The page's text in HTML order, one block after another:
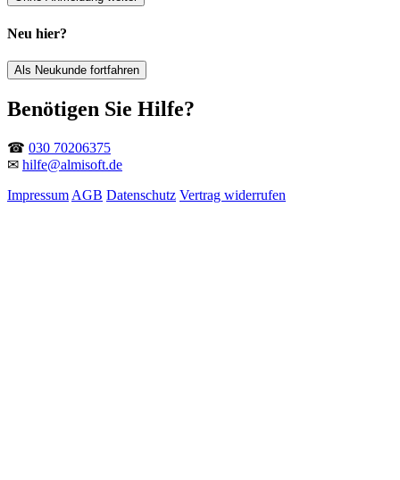
Neu hier?
Als Neukunde fortfahren
Benötigen Sie Hilfe?
☎ 030 70206375
✉ hilfe@almisoft.de
Impressum AGB Datenschutz Vertrag widerrufen